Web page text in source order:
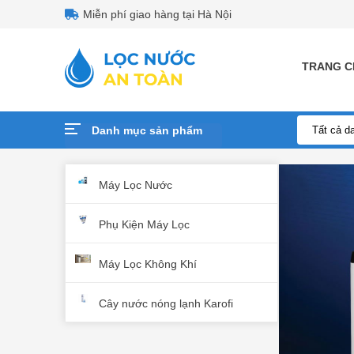
Miễn phí giao hàng tại Hà Nội
TRANG
Danh mục sản phẩm
Máy Lọc Nước
Máy Lọc
Phụ Kiện Máy Lọc
Máy Lọc Không Khí
Máy lọc
Cây nước nóng lạnh Karofi
Cây nước